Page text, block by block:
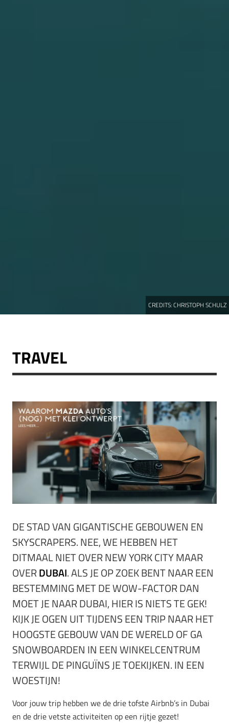
CREDITS:CHRISTOPH SCHULZ
TRAVEL
DE STAD VAN GIGANTISCHE GEBOUWEN EN
SKYSCRAPERS. NEE, WE HEBBEN HET
DITMAAL NIET OVER NEW YORK CITY MAAR
OVERDUBAI. ALS JE OP ZOEK BENT NAAR EEN
BESTEMMING MET DE WOW-FACTOR DAN
MOET JE NAAR DUBAI, HIER IS NIETS TE GEK!
KIJK JE OGEN UIT TIJDENS EEN TRIP NAAR HET
HOOGSTE GEBOUW VAN DE WERELD OF GA
SNOWBOARDEN IN EEN WINKELCENTRUM
TERWIJL DE PINGUÏNS JE TOEKIJKEN. IN EEN
WOESTIJN!
Voor jouw trip hebben we de drie tofste Airbnb’s in Dubai
en de drie vetste activiteiten op een rijtje gezet!